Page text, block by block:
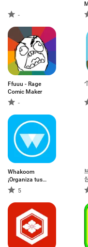
-
Ffuuu - Rage
Comic Maker
-
Whakoom
¡Organiza tus
cómics!
5